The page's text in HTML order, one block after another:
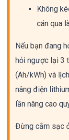
Không
cán qua
Nếu bạn đang
hỏi ngược lại 3
(Ah/kWh) và
nâng điện
lần nâng cao
Đừng cắm sạc